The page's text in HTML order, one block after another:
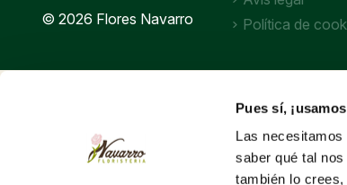
Pues sí,
Las
saber qué tal
también lo
© 2026 Flores Navarro
Política de